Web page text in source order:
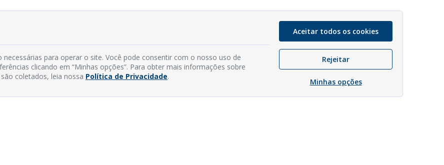
para operar o site. Você pode consentir com o nosso uso de
clicando em “Minhas opções”. Para obter mais informações sobre
coletados, leia nossa Política de Privacidade.
Aceitar todos os cookies
Rejeitar
Minhas opções